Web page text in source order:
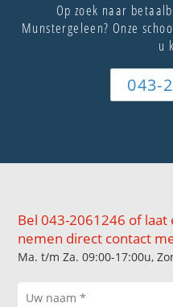
Op zoek naar
Munstergeleen? Onze
u
043-
Bel 043-2061246 of
nemen direct contact
Ma. t/m Za. 09:00-17:00u,